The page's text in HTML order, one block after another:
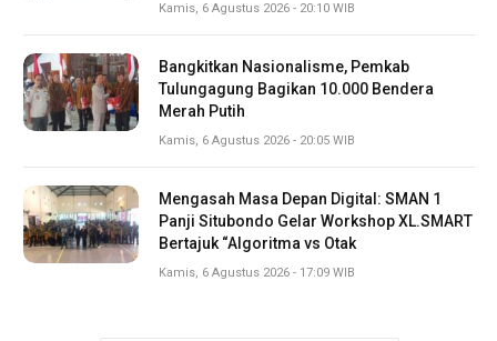
Kamis, 6 Agustus 2026 - 20:10 WIB
Bangkitkan Nasionalisme, Pemkab
Tulungagung Bagikan 10.000 Bendera
Merah Putih
Kamis, 6 Agustus 2026 - 20:05 WIB
Mengasah Masa Depan Digital: SMAN 1
Panji Situbondo Gelar Workshop XL.SMART
Bertajuk “Algoritma vs Otak
Kamis, 6 Agustus 2026 - 17:09 WIB